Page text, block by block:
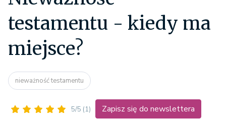
testamentu - kiedy ma
miejsce?
nieważność testamentu
5/5 (1) Zapisz się do newslettera